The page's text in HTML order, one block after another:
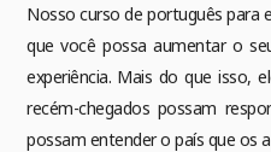
Nosso curso de português para
que você possa aumentar o
experiência. Mais do que isso,
recém-chegados possam
possam entender o país que os